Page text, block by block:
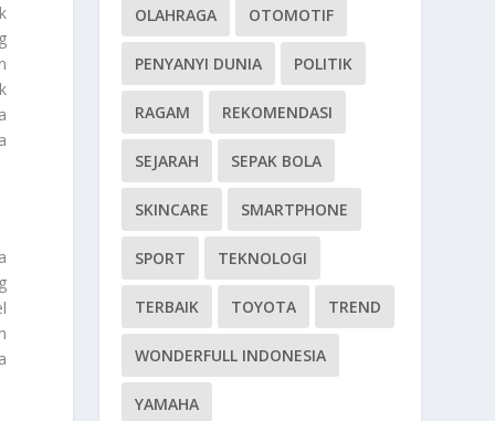
OLAHRAGA OTOMOTIF
PENYANYI DUNIA POLITIK
RAGAM REKOMENDASI
SEJARAH SEPAK BOLA
SKINCARE SMARTPHONE
SPORT TEKNOLOGI
TERBAIK TOYOTA TREND
WONDERFULL INDONESIA
YAMAHA